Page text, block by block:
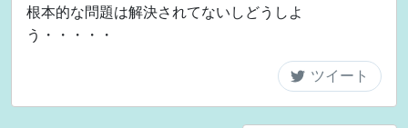
根本的な問題は解決されてないしどうしよ
う・・・・・